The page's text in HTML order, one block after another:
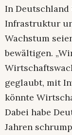
In
Infrastruktur
Wachstum
bewältigen.
geglaubt, mit
könnte
Dabei habe
Jahren